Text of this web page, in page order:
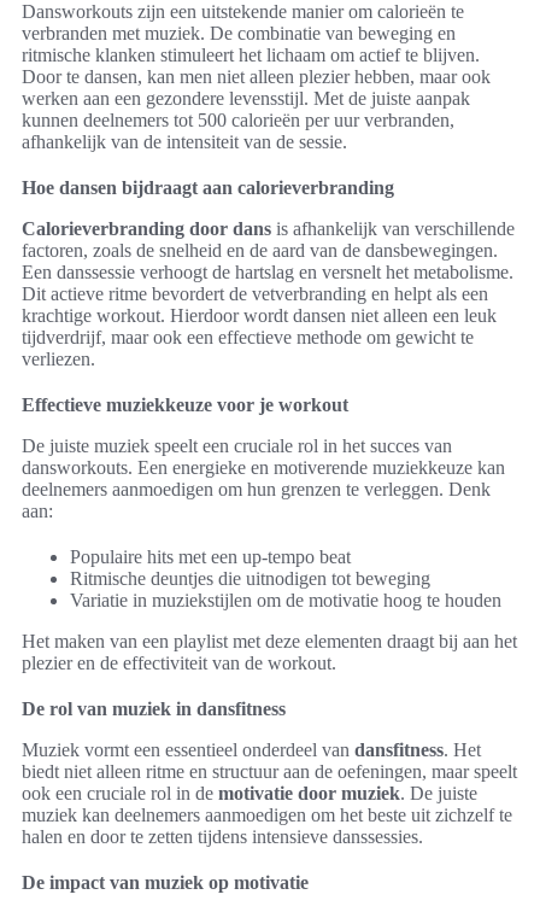
Dansworkouts zijn een uitstekende manier om calorieën te
verbranden met muziek. De combinatie van beweging en
ritmische klanken stimuleert het lichaam om actief te blijven.
Door te dansen, kan men niet alleen plezier hebben, maar ook
werken aan een gezondere levensstijl. Met de juiste aanpak
kunnen deelnemers tot 500 calorieën per uur verbranden,
afhankelijk van de intensiteit van de sessie.
Hoe dansen bijdraagt aan calorieverbranding
Calorieverbranding door dans is afhankelijk van verschillende
factoren, zoals de snelheid en de aard van de dansbewegingen.
Een danssessie verhoogt de hartslag en versnelt het metabolisme.
Dit actieve ritme bevordert de vetverbranding en helpt als een
krachtige workout. Hierdoor wordt dansen niet alleen een leuk
tijdverdrijf, maar ook een effectieve methode om gewicht te
verliezen.
Effectieve muziekkeuze voor je workout
De juiste muziek speelt een cruciale rol in het succes van
dansworkouts. Een energieke en motiverende muziekkeuze kan
deelnemers aanmoedigen om hun grenzen te verleggen. Denk
aan:
Populaire hits met een up-tempo beat
Ritmische deuntjes die uitnodigen tot beweging
Variatie in muziekstijlen om de motivatie hoog te houden
Het maken van een playlist met deze elementen draagt bij aan het
plezier en de effectiviteit van de workout.
De rol van muziek in dansfitness
Muziek vormt een essentieel onderdeel van dansfitness. Het
biedt niet alleen ritme en structuur aan de oefeningen, maar speelt
ook een cruciale rol in de motivatie door muziek. De juiste
muziek kan deelnemers aanmoedigen om het beste uit zichzelf te
halen en door te zetten tijdens intensieve danssessies.
De impact van muziek op motivatie